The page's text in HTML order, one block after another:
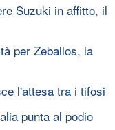
Suzuki in affitto, il
per Zeballos, la
l'attesa tra i tifosi
punta al podio